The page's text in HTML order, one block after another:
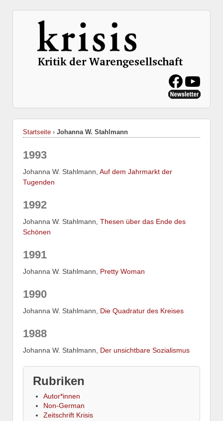
Startseite › Johanna W. Stahlmann
1993
Johanna W. Stahlmann, Auf dem Jahrmarkt der
Tugenden
1992
Johanna W. Stahlmann, Thesen über das Ende des
Schönen
1991
Johanna W. Stahlmann, Pretty Woman
1990
Johanna W. Stahlmann, Die Quadratur des Kreises
1988
Johanna W. Stahlmann, Der unsichtbare Sozialismus
Rubriken
Autor*innen
Non-German
Zeitschrift Krisis